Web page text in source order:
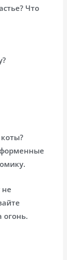
Что
не